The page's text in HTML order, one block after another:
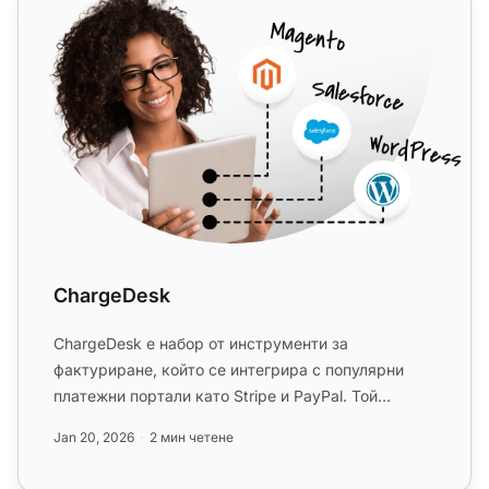
ChargeDesk
ChargeDesk е набор от инструменти за
фактуриране, който се интегрира с популярни
платежни портали като Stripe и PayPal. Той
Jan 20, 2026 2 мин четене